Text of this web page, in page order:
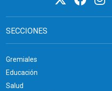
SECCIONES
Gremiales
Educación
Salud